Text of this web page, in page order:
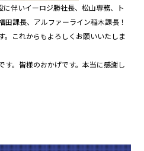
伴いイーロジ勝社長、松山専務、ト
田課長、アルファーライン稲木課長！
。これからもよろしくお願いいたしま
す。皆様のおかげです。本当に感謝し